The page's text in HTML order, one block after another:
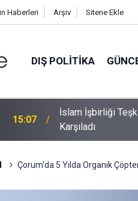
Haberleri Arşiv Sitene Ekle
DIŞ POLITIKA
15:07
İslam İşbirliği
Karşıladı
Çorum'da 5 Yılda Organik